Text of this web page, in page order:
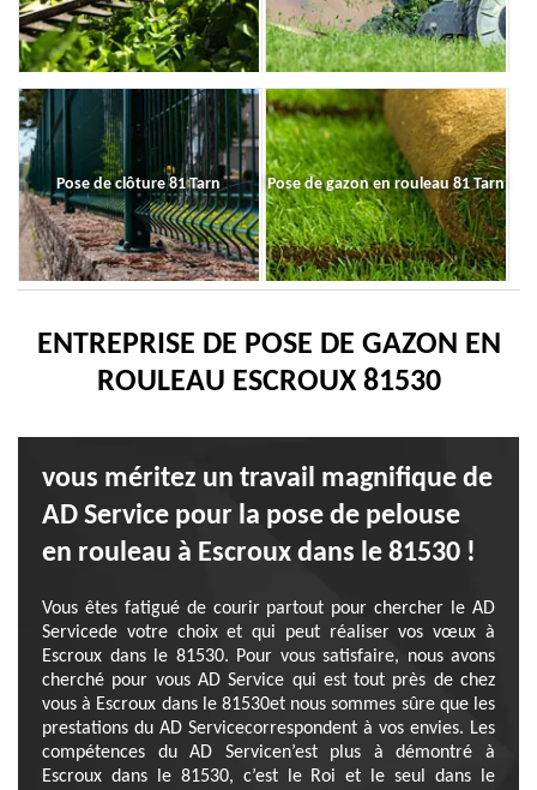
Pose de clôture 81 Tarn Pose de gazon en rouleau 81 Tarn
ENTREPRISE DE POSE DE GAZON EN
ROULEAU ESCROUX 81530
vous méritez un travail magnifique de
AD Service pour la pose de pelouse
en rouleau à Escroux dans le 81530 !
Vous êtes fatigué de courir partout pour chercher le AD
Servicede votre choix et qui peut réaliser vos vœux à
Escroux dans le 81530. Pour vous satisfaire, nous avons
cherché pour vous AD Service qui est tout près de chez
vous à Escroux dans le 81530et nous sommes sûre que les
prestations du AD Servicecorrespondent à vos envies. Les
compétences du AD Servicen’est plus à démontré à
Escroux dans le 81530, c’est le Roi et le seul dans le